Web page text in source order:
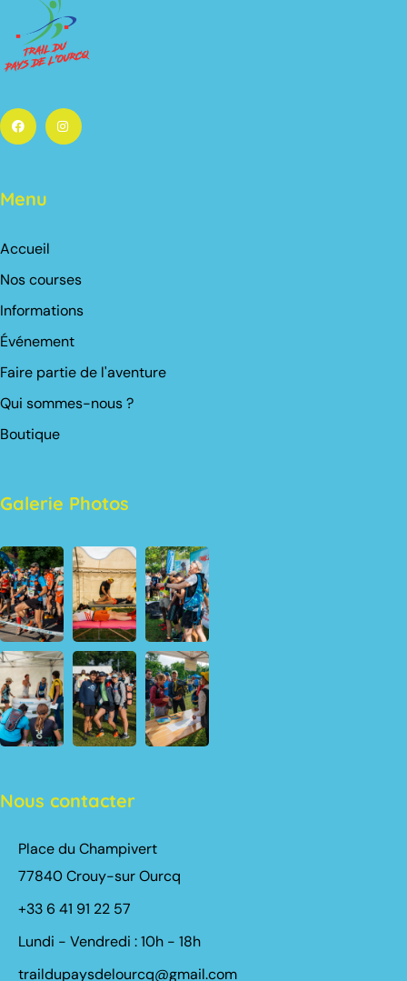
Menu
Accueil
Nos courses
Informations
Événement
Faire partie de l'aventure
Qui sommes-nous ?
Boutique
Galerie Photos
Nous contacter
Place du Champivert
77840 Crouy-sur Ourcq
+33 6 41 91 22 57
Lundi - Vendredi : 10h - 18h
traildupaysdelourcq@gmail.com